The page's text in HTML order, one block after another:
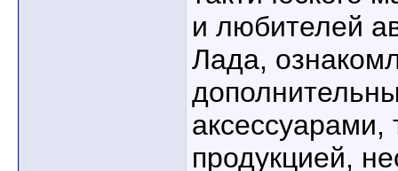
и любителей
Лада,
аксессуарами,
продукцией,